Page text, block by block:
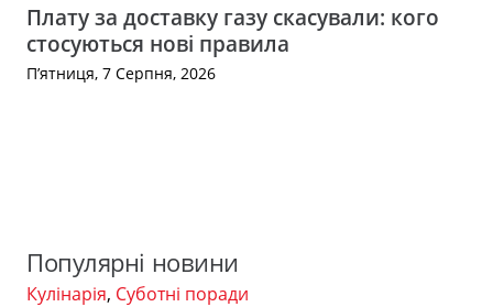
Плату за доставку газу скасували: кого
стосуються нові правила
П’ятниця, 7 Серпня, 2026
Популярні новини
Кулінарія, Суботні поради